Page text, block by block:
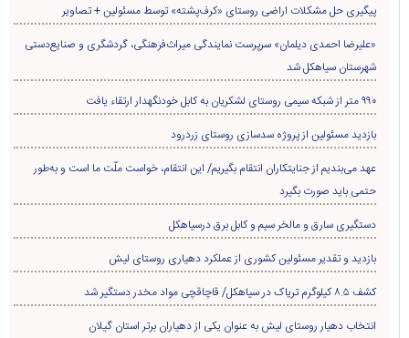
پیگیری حل مشکلات اراضی روستای «کرف‌پشته» توسط مسئولین + تصاویر
«علیرضا احمدی دیلمان» سرپرست نمایندگی میراث‌فرهنگی، گردشگری و صنایع‌دستی
شهرستان سیاهکل شد
۹۹۰ متر از شبکه سیمی روستای لشکریان به کابل خودنگهدار ارتقاء یافت
بازدید مسئولین از پروژه سدسازی روستای زردرود
عهد می‌بندیم از جنایتکاران انتقام بگیریم/ این انتقام، خواست ملّت ما است و به‌طور
حتمی باید صورت بگیرد
دستگیری سارق و مالخر سیم و کابل برق درسیاهکل
بازدید و تقدیر مسئولین کشوری از عملکرد دهیاری روستای لیش
کشف ۸.۵ کیلوگرم تریاک در سیاهکل/ قاچاقچی مواد مخدر دستگیر شد
انتخاب دهیار روستای لیش به عنوان یکی از دهیاران برتر استان گیلان